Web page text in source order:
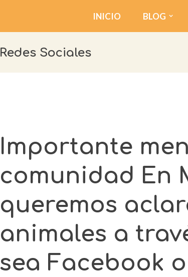
INICIO BLOG
Redes Sociales
Importante
comunidad En
queremos
animales a
sea Facebook